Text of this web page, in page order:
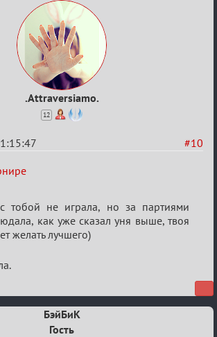
.Attraversiamo.
12
#10
тобой не играла, но за партиями
как уже сказал уня выше, твоя
желать лучшего)
БэйБиК
Гость